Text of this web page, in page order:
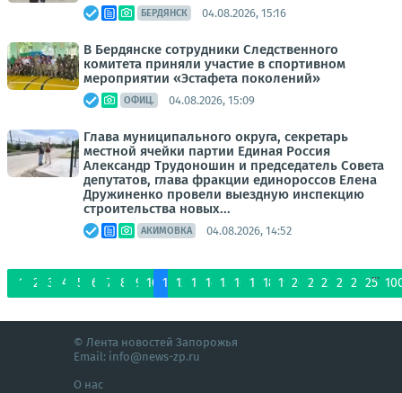
БЕРДЯНСК 04.08.2026, 15:16
В Бердянске сотрудники Следственного
комитета приняли участие в спортивном
мероприятии «Эстафета поколений»
ОФИЦ. 04.08.2026, 15:09
Глава муниципального округа, секретарь
местной ячейки партии Единая Россия
Александр Трудоношин и председатель Совета
депутатов, глава фракции единороссов Елена
Дружиненко провели выездную инспекцию
строительства новых...
АКИМОВКА 04.08.2026, 14:52
1 2 3 4 5 6 7 8 9 10 11 12 13 14 15 16 17 18 19 20 21 22 23 24 25
...
© Лента новостей Запорожья
Email: info@news-zp.ru
О нас